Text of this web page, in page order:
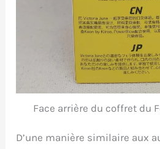
Face arrière du coffret du
D’une manière similaire aux